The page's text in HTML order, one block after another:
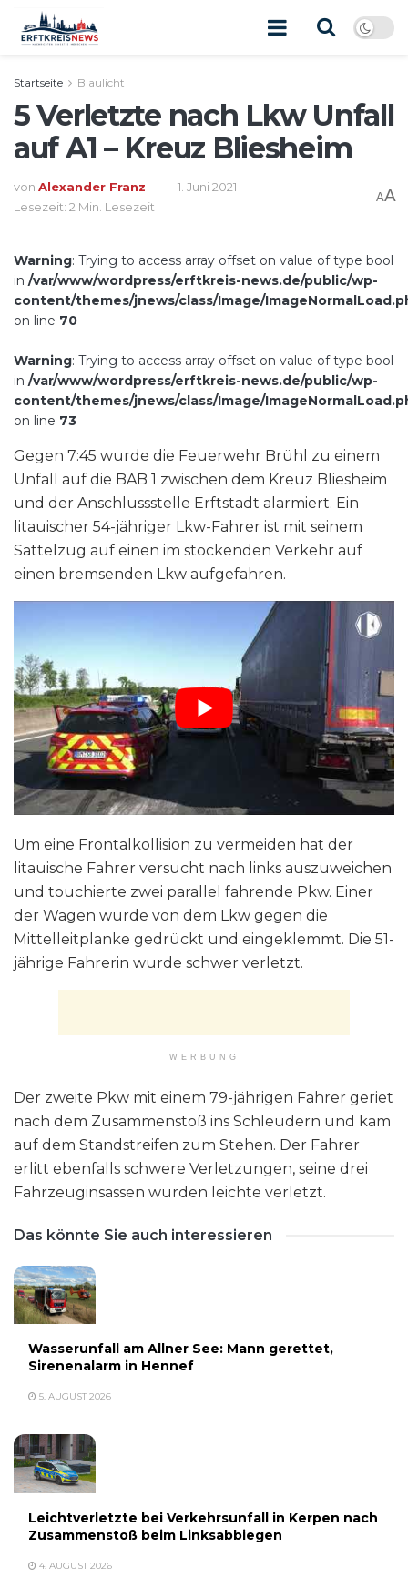
Startseite Blaulicht
5 Verletzte nach Lkw Unfall
auf A1 – Kreuz Bliesheim
von Alexander Franz
1. Juni 2021
Lesezeit: 2 Min. Lesezeit
AA
Warning: Trying to access array offset on value of type bool
in /var/www/wordpress/erftkreis-news.de/public/wp-
content/themes/jnews/class/Image/
on line 70
Warning: Trying to access array offset on value of type bool
in /var/www/wordpress/erftkreis-news.de/public/wp-
content/themes/jnews/class/Image/
on line 73
Gegen 7:45 wurde die Feuerwehr Brühl zu einem
Unfall auf die BAB 1 zwischen dem Kreuz Bliesheim
und der Anschlussstelle Erftstadt alarmiert. Ein
litauischer 54-jähriger Lkw-Fahrer ist mit seinem
Sattelzug auf einen im stockenden Verkehr auf
einen bremsenden Lkw aufgefahren.
Um eine Frontalkollision zu vermeiden hat der
litauische Fahrer versucht nach links auszuweichen
und touchierte zwei parallel fahrende Pkw. Einer
der Wagen wurde von dem Lkw gegen die
Mittelleitplanke gedrückt und eingeklemmt. Die 51-
jährige Fahrerin wurde schwer verletzt.
WERBUNG
Der zweite Pkw mit einem 79-jährigen Fahrer geriet
nach dem Zusammenstoß ins Schleudern und kam
auf dem Standstreifen zum Stehen. Der Fahrer
erlitt ebenfalls schwere Verletzungen, seine drei
Fahrzeuginsassen wurden leichte verletzt.
Das könnte Sie auch interessieren
Wasserunfall am Allner See: Mann gerettet,
Sirenenalarm in Hennef
5. AUGUST 2026
Leichtverletzte bei Verkehrsunfall in Kerpen nach
Zusammenstoß beim Linksabbiegen
4. AUGUST 2026